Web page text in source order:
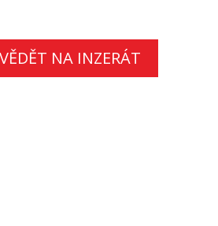
NA INZERÁT